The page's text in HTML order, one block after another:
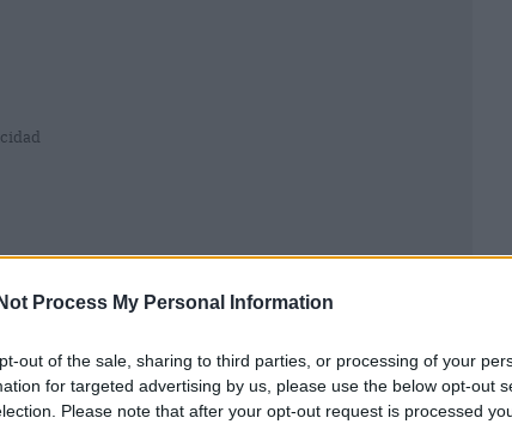
Process My Personal Information
out of the sale, sharing to third parties, or processing of your
for targeted advertising by us, please use the below opt-out
Please note that after your opt-out request is processed